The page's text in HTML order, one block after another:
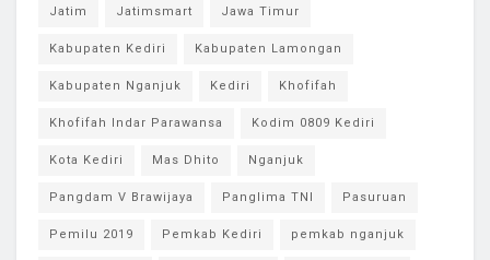
Jatim Jatimsmart Jawa Timur
Kabupaten Kediri Kabupaten Lamongan
Kabupaten Nganjuk Kediri Khofifah
Khofifah Indar Parawansa Kodim 0809 Kediri
Kota Kediri Mas Dhito Nganjuk
Pangdam V Brawijaya Panglima TNI Pasuruan
Pemilu 2019 Pemkab Kediri pemkab nganjuk